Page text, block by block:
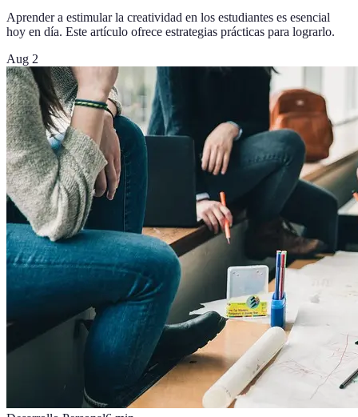
Aprender a estimular la creatividad en los estudiantes es esencial
hoy en día. Este artículo ofrece estrategias prácticas para lograrlo.
Aug 2